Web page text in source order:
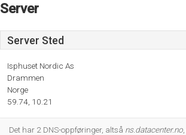
Server
Server Sted
Isphuset Nordic As
Drammen
Norge
59.74, 10.21
Det har 2 DNS-oppføringer, altså ns.datacenter.no